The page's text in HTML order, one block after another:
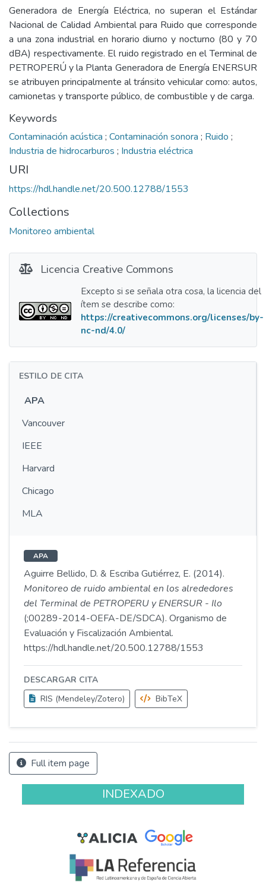
Generadora de Energía Eléctrica, no superan el Estándar
Nacional de Calidad Ambiental para Ruido que corresponde
a una zona industrial en horario diurno y nocturno (80 y 70
dBA) respectivamente. El ruido registrado en el Terminal de
PETROPERÚ y la Planta Generadora de Energía ENERSUR
se atribuyen principalmente al tránsito vehicular como: autos,
camionetas y transporte público, de combustible y de carga.
Keywords
Contaminación acústica ; Contaminación sonora ; Ruido ;
Industria de hidrocarburos ; Industria eléctrica
URI
https://hdl.handle.net/20.500.12788/1553
Collections
Monitoreo ambiental
Licencia Creative Commons
Excepto si se señala otra cosa, la licencia del
ítem se describe como:
https://creativecommons.org/licenses/by-
nc-nd/4.0/
ESTILO DE CITA
APA
Vancouver
IEEE
Harvard
Chicago
MLA
APA
Aguirre Bellido, D. & Escriba Gutiérrez, E. (2014).
Monitoreo de ruido ambiental en los alrededores
del Terminal de PETROPERU y ENERSUR - Ilo
(;00289-2014-OEFA-DE/SDCA). Organismo de
Evaluación y Fiscalización Ambiental.
https://hdl.handle.net/20.500.12788/1553
DESCARGAR CITA
RIS (Mendeley/Zotero)
BibTeX
Full item page
INDEXADO